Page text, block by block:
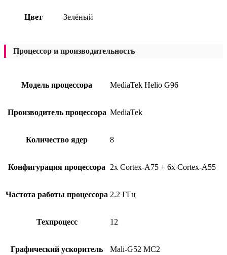
Цвет Зелёный
Процессор и производительность
Модель процессора MediaTek Helio G96
Производитель процессора MediaTek
Количество ядер 8
Конфигурация процессора 2x Cortex-A75 + 6x Cortex-A55
Частота работы процессора 2.2 ГГц
Техпроцесс 12
Графический ускоритель Mali-G52 MC2